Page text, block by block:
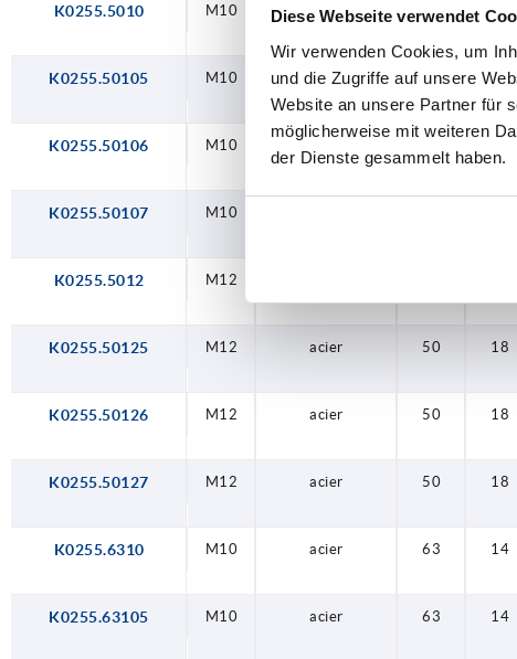
Diese Webseite verwendet
Wir verwenden Cookies, um
und die Zugriffe auf unsere
Website an unsere Partner für
möglicherweise mit weiteren
der Dienste gesammelt haben.
K0255.5010 M10 acier 50 14
K0255.50105 M10 acier 50 14
K0255.50106 M10
K0255.50107 M10
K0255.5012 M12
K0255.50125 M12 acier 50 18
K0255.50126 M12 acier 50 18
K0255.50127 M12 acier 50 18
K0255.6310 M10 acier 63 14
K0255.63105 M10 acier 63 14